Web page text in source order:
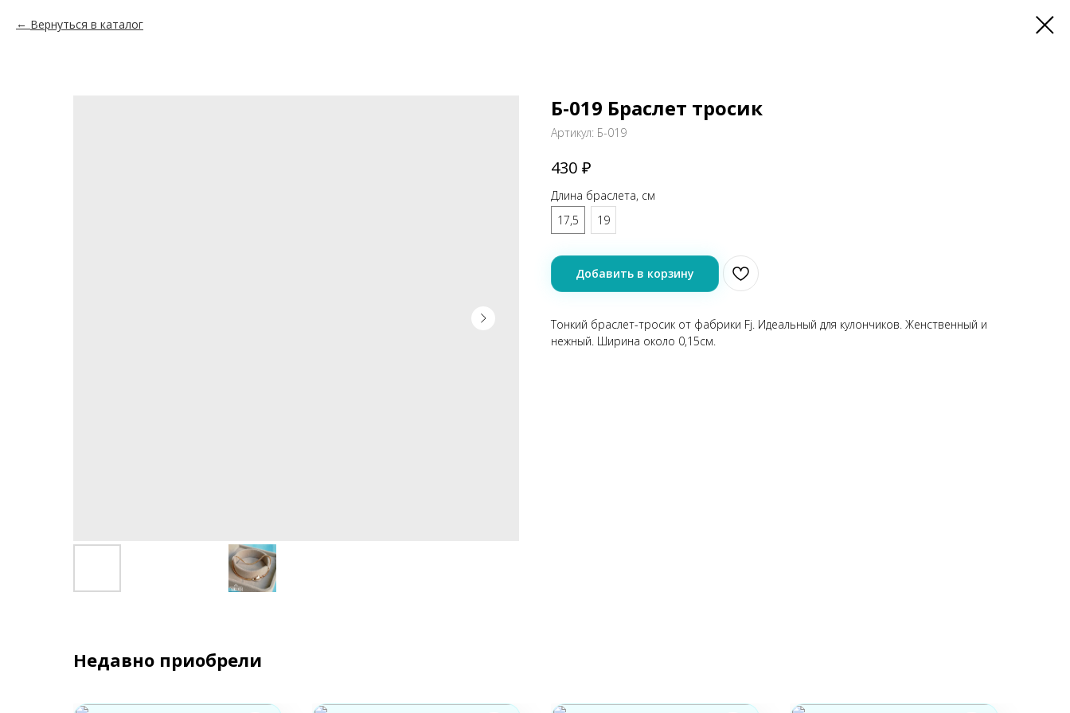
Вернуться в каталог
Б-019 Браслет тросик
Артикул: Б-019
430 ₽
Длина браслета, см
17,5
19
Добавить в корзину
Тонкий браслет-тросик от фабрики Fj. Идеальный для кулончиков. Женственный и
нежный. Ширина около 0,15см.
Недавно приобрели